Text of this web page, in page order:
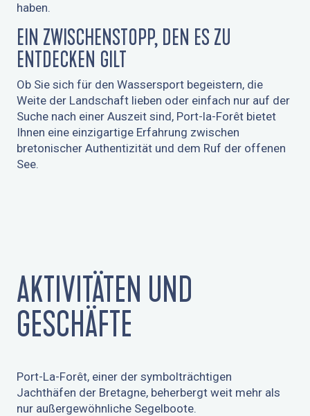
haben.
EIN ZWISCHENSTOPP, DEN ES ZU
ENTDECKEN GILT
Ob Sie sich für den Wassersport begeistern, die
Weite der Landschaft lieben oder einfach nur auf der
Suche nach einer Auszeit sind, Port-la-Forêt bietet
Ihnen eine einzigartige Erfahrung zwischen
bretonischer Authentizität und dem Ruf der offenen
See.
AKTIVITÄTEN UND
GESCHÄFTE
Port-La-Forêt, einer der symbolträchtigen
Jachthäfen der Bretagne, beherbergt weit mehr als
nur außergewöhnliche Segelboote.